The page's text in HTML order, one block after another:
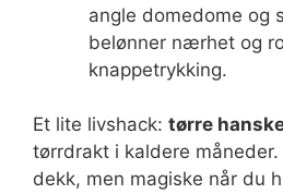
angle domedome og
belønner nærhet og
knappetrykking.
Et lite livshack: tørre
tørrdrakt i kaldere
dekk, men magiske når du